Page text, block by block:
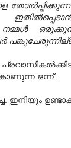
നമ്മൾ
ഒന്ന്.
ഇനിയും